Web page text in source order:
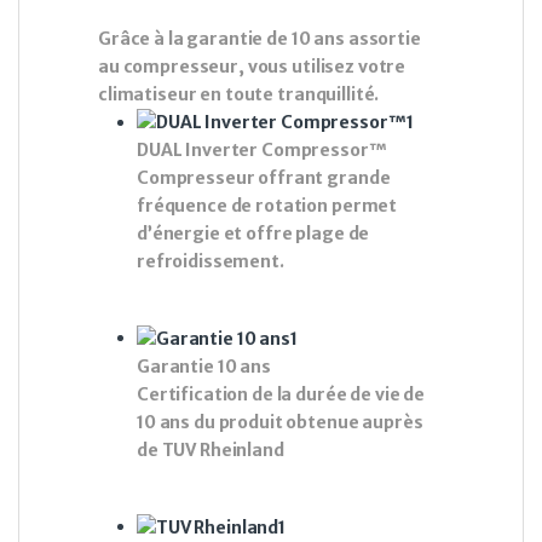
Grâce à la garantie de 10 ans assortie
au compresseur, vous utilisez votre
climatiseur en toute tranquillité.
DUAL Inverter Compressor™
Compresseur offrant grande
fréquence de rotation permet
d’énergie et offre plage de
refroidissement.
Garantie 10 ans
Certification de la durée de vie de
10 ans du produit obtenue auprès
de TUV Rheinland